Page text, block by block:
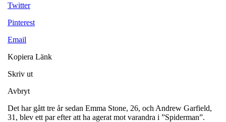
Twitter
Pinterest
Email
Kopiera Länk
Skriv ut
Avbryt
Det har gått tre år sedan Emma Stone, 26, och Andrew Garfield,
31, blev ett par efter att ha agerat mot varandra i ”Spiderman”.